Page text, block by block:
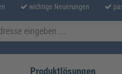
wichtige Neuerungen
Produktlösungen